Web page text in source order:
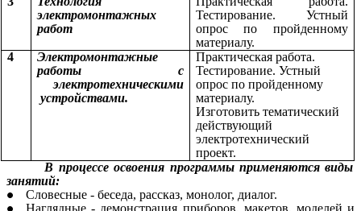
электромонтажных
работ
Тестирование. Устный
опрос по пройденному
материалу.
4
Электромонтажные
работы с
электротехническими
устройствами.
Практическая работа.
Тестирование. Устный
опрос по пройденному
материалу.
Изготовить тематический
действующий
электротехнический
проект.
В процессе освоения программы применяются виды
занятий:
Словесные - беседа, рассказ, монолог, диалог.
Наглядные - демонстрация приборов, макетов, моделей и